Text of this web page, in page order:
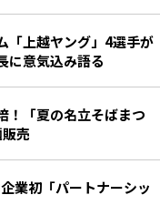
「上越ヤング」4選手が
に意気込み語る
！「夏の名立そばまつ
売